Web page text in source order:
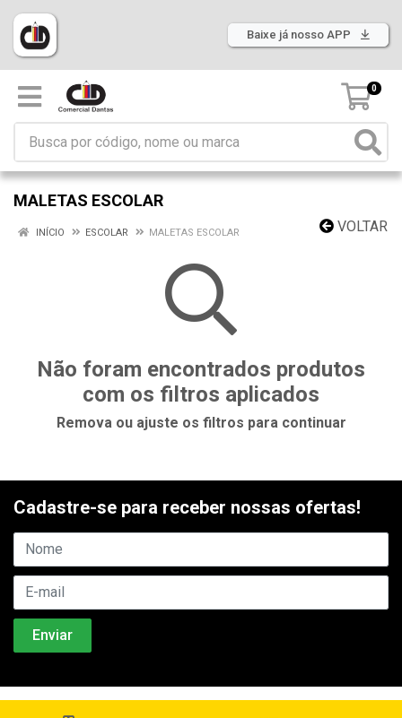
Baixe já nosso APP
0
MALETAS ESCOLAR
VOLTAR
INÍCIO ESCOLAR MALETAS ESCOLAR
Não foram encontrados produtos
com os filtros aplicados
Remova ou ajuste os filtros para continuar
Cadastre-se para receber nossas ofertas!